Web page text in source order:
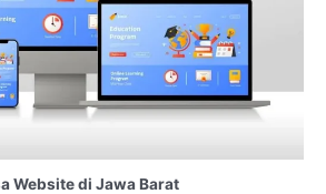
Website di Jawa Barat